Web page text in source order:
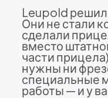
Leupold
Они не стали
сделали
вместо
части
нужны ни
специальные
работы — и у